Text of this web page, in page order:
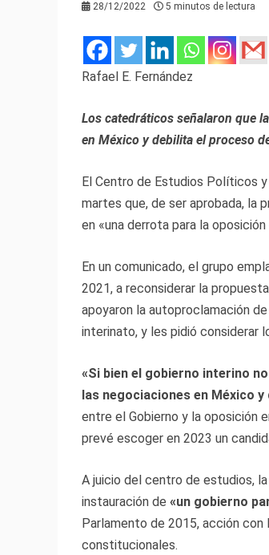
28/12/2022 5 minutos de lectura
Rafael E. Fernández
Los catedráticos señalaron que
en México y debilita el proceso
El Centro de Estudios Políticos
martes que, de ser aprobada, la
en «una derrota para la
En un comunicado, el grupo
2021, a reconsiderar la
apoyaron la autoproclamación
interinato, y les pidió considerar
«Si bien el gobierno interino
las negociaciones en México
entre el Gobierno y la oposición
prevé escoger en 2023 un
A juicio del centro de estudios,
instauración de «un gobierno
Parlamento de 2015, acción
constitucionales.